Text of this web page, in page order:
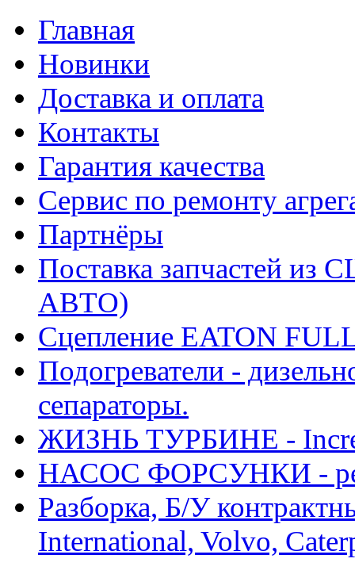
Главная
Новинки
Доставка и оплата
Контакты
Гарантия качества
Сервис по ремонту
Партнёры
Поставка запчастей
АВТО)
Сцепление EATON
Подогреватели -
сепараторы.
ЖИЗНЬ ТУРБИНЕ -
НАСОС ФОРСУНКИ -
Разборка, Б/У
International, Volvo,